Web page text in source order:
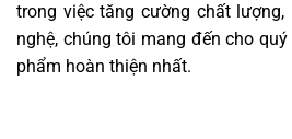
trong việc tăng cường chất
nghệ, chúng tôi mang đến cho
phẩm hoàn thiện nhất.